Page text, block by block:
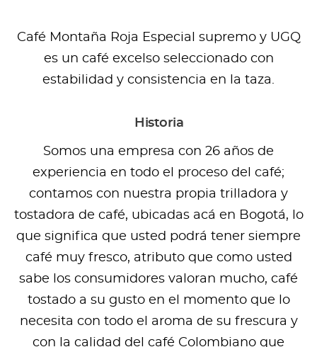
Café Montaña Roja Especial supremo y UGQ
es un café excelso seleccionado con
estabilidad y consistencia en la taza.
Historia
Somos una empresa con 26 años de
experiencia en todo el proceso del café;
contamos con nuestra propia trilladora y
tostadora de café, ubicadas acá en Bogotá, lo
que significa que usted podrá tener siempre
café muy fresco, atributo que como usted
sabe los consumidores valoran mucho, café
tostado a su gusto en el momento que lo
necesita con todo el aroma de su frescura y
con la calidad del café Colombiano que